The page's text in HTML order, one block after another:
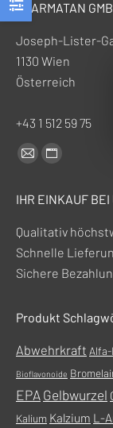
PHARMATAN
Joseph-Lister-
1130 Wien
Österreich
+43 1 512 59 75
Finden Sie uns
E-
Seite
geöffnet
Website-
wird
neuen
IHR EINKAUF BEI
Qualitativ
Schnelle
Sichere
Produkt
Abwehrkraft
Bioflavonoide
EPA Gelbwurzel
Kalium Kalzium L-